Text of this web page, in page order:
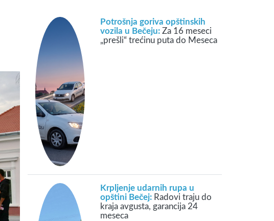
Potrošnja goriva opštinskih
vozila u Bečeju: Za 16 meseci
„prešli“ trećinu puta do Meseca
Krpljenje udarnih rupa u
opštini Bečej: Radovi traju do
kraja avgusta, garancija 24
meseca